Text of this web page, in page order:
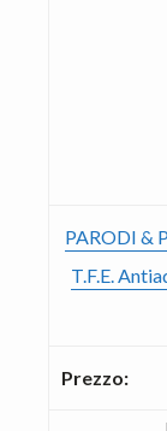
PARODI &
T.F.E.